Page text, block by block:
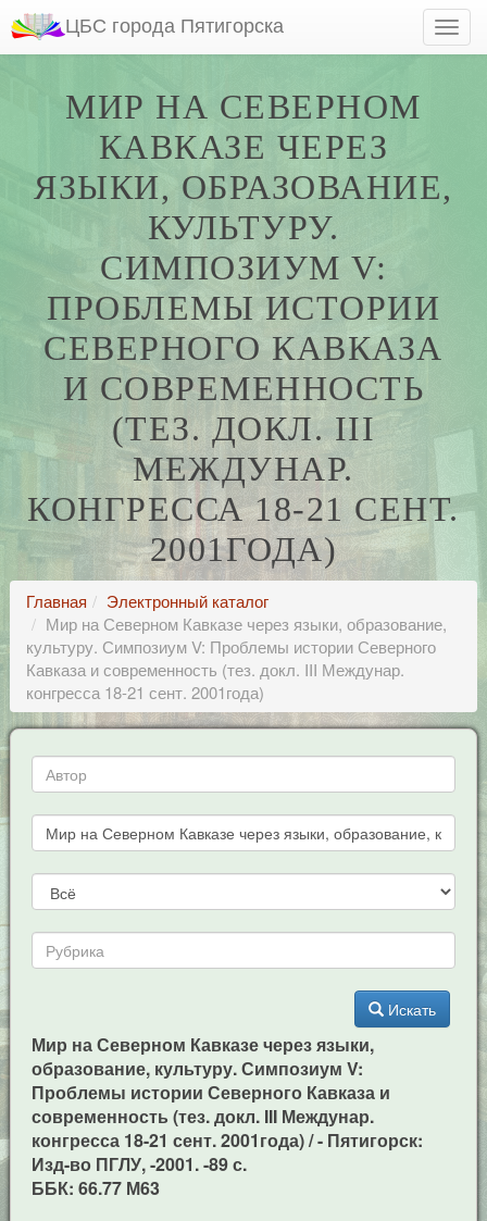
ЦБС города Пятигорска
МИР НА СЕВЕРНОМ
КАВКАЗЕ ЧЕРЕЗ
ЯЗЫКИ, ОБРАЗОВАНИЕ,
КУЛЬТУРУ.
СИМПОЗИУМ V:
ПРОБЛЕМЫ ИСТОРИИ
СЕВЕРНОГО КАВКАЗА
И СОВРЕМЕННОСТЬ
(ТЕЗ. ДОКЛ. III
МЕЖДУНАР.
КОНГРЕССА 18-21 СЕНТ.
2001ГОДА)
Главная
Электронный каталог
Мир на Северном Кавказе через языки, образование,
культуру. Симпозиум V: Проблемы истории Северного
Кавказа и современность (тез. докл. III Междунар.
конгресса 18-21 сент. 2001года)
Искать
Мир на Северном Кавказе через языки,
образование, культуру. Симпозиум V:
Проблемы истории Северного Кавказа и
современность (тез. докл. III Междунар.
конгресса 18-21 сент. 2001года) / - Пятигорск:
Изд-во ПГЛУ, -2001. -89 с.
ББК: 66.77 М63